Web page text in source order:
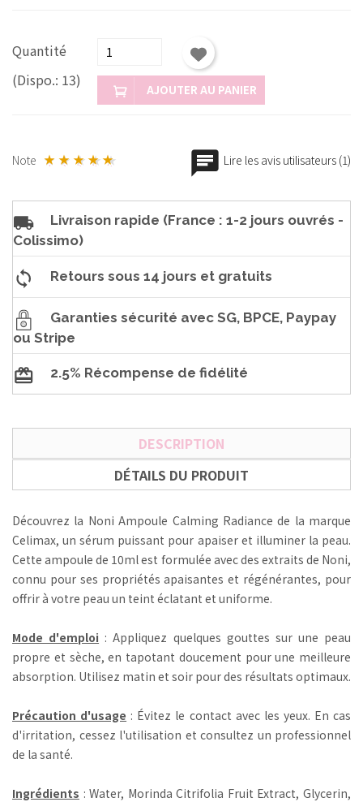
Quantité
(Dispo.: 13)
AJOUTER AU PANIER
Note Lire les avis utilisateurs (1)
Livraison rapide (France : 1-2 jours ouvrés -
Colissimo)
Retours sous 14 jours et gratuits
Garanties sécurité avec SG, BPCE, Paypay
ou Stripe
2.5% Récompense de fidélité
DESCRIPTION
DÉTAILS DU PRODUIT
Découvrez la Noni Ampoule Calming Radiance de la marque
Celimax, un sérum puissant pour apaiser et illuminer la peau.
Cette ampoule de 10ml est formulée avec des extraits de Noni,
connu pour ses propriétés apaisantes et régénérantes, pour
offrir à votre peau un teint éclatant et uniforme.
Mode d'emploi : Appliquez quelques gouttes sur une peau
propre et sèche, en tapotant doucement pour une meilleure
absorption. Utilisez matin et soir pour des résultats optimaux.
Précaution d'usage : Évitez le contact avec les yeux. En cas
d'irritation, cessez l'utilisation et consultez un professionnel
de la santé.
Ingrédients : Water, Morinda Citrifolia Fruit Extract, Glycerin,